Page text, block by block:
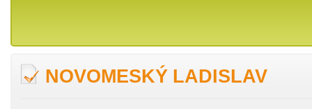
NOVOMESKÝ LADISLAV